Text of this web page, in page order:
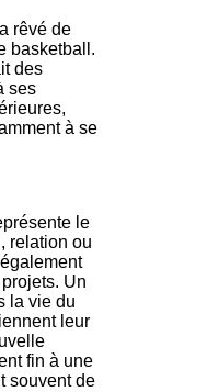
rêvé de
basketball.
des
ses
à se
le
relation ou
Un
la vie du
leur
fin à une
souvent de